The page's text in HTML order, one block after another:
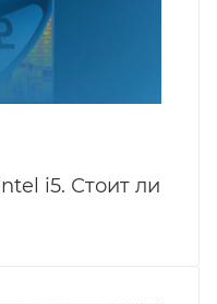
i5. Стоит ли